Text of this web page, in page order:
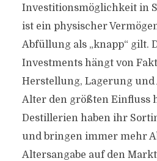
Investitionsmöglichkeit in
ist ein physischer
Abfüllung als „knapp“ gilt.
Investments hängt von
Herstellung, Lagerung und
Alter den größten Einfluss
Destillerien haben ihr
und bringen immer mehr
Altersangabe auf den